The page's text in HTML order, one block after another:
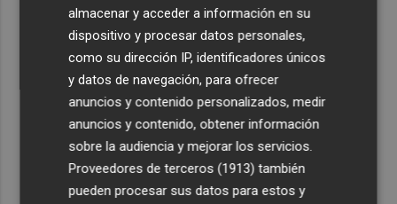
Ocho helicópteros, un avión y más de 100 brigadas se
movilizan en Moratalla por un incendio forestal
Recibe toda la actualidad de
Plaza Podcast en tu correo
almacenar y acceder a información en su
dispositivo y procesar datos personales,
como su dirección IP, identificadores únicos
y datos de navegación, para ofrecer
anuncios y contenido personalizados, medir
anuncios y contenido, obtener información
sobre la audiencia y mejorar los servicios.
Proveedores de terceros (1913) también
pueden procesar sus datos para estos y